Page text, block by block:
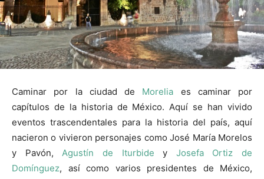
Caminar por la ciudad de Morelia es caminar por
capítulos de la historia de México. Aquí se han vivido
eventos trascendentales para la historia del país, aquí
nacieron o vivieron personajes como José María Morelos
y Pavón,Agustín de Iturbide y Josefa Ortiz de
Domínguez, así como varios presidentes de México,